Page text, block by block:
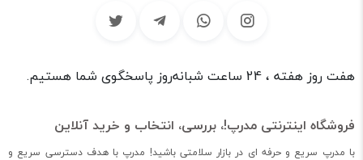
هفت روز هفته ، 24 ساعت شبانه‌روز پاسخگوی شما هستیم.
فروشگاه اینترنتی مدرپ!، بررسی، انتخاب و خرید آنلاین
با مدرپ سریع و حرفه ای در بازار سلامتی باشید! مدرپ با هدف دسترسی سریع و